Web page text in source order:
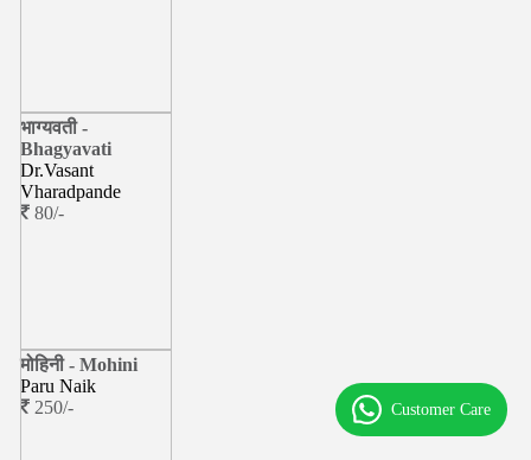
भाग्यवती -
Bhagyavati
Dr.Vasant
Vharadpande
80/-
मोहिनी - Mohini
Paru Naik
250/-
Customer Care